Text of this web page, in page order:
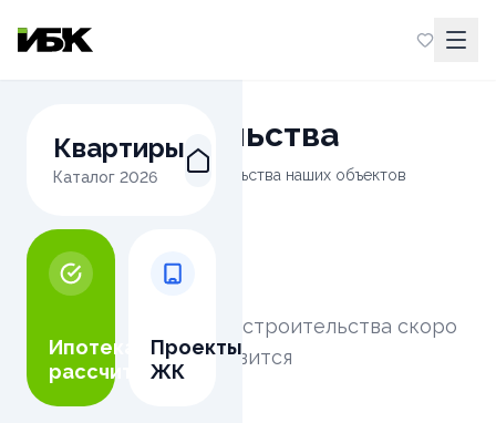
Квартиры
Каталог 2026
Ипотека
рассчитать
Проекты
ЖК
Ход строительства
Следите за этапами строительства наших объектов
Информация о ходе строительства скоро
появится